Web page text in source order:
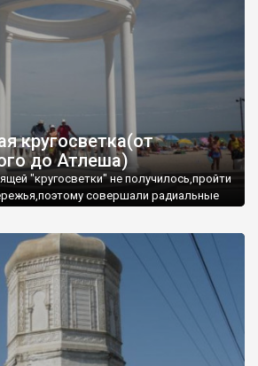
кругосветка(от
до Атлеша)
"кругосветки" не получилось,пройти
совершали радиальные